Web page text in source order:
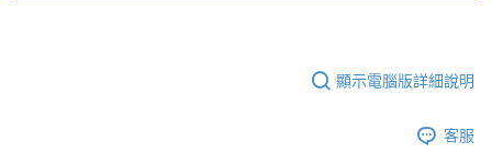
顯示電腦版詳細說明
客服